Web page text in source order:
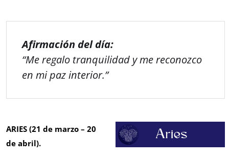
Afirmación del día:
“Me regalo tranquilidad y me reconozco
en mi paz interior.”
ARIES (21 de marzo – 20
de abril).